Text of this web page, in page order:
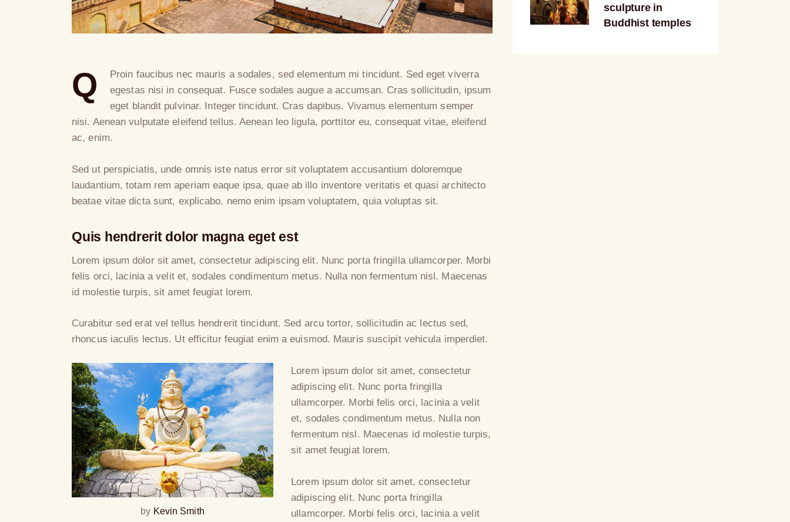
Q
Proin faucibus nec mauris a sodales, sed elementum mi tincidunt. Sed eget viverra
egestas nisi in consequat. Fusce sodales augue a accumsan. Cras sollicitudin, ipsum
eget blandit pulvinar. Integer tincidunt. Cras dapibus. Vivamus elementum semper
nisi. Aenean vulputate eleifend tellus. Aenean leo ligula, porttitor eu, consequat vitae, eleifend
ac, enim.
Sed ut perspiciatis, unde omnis iste natus error sit voluptatem accusantium doloremque
laudantium, totam rem aperiam eaque ipsa, quae ab illo inventore veritatis et quasi architecto
beatae vitae dicta sunt, explicabo. nemo enim ipsam voluptatem, quia voluptas sit.
Quis hendrerit dolor magna eget est
Lorem ipsum dolor sit amet, consectetur adipiscing elit. Nunc porta fringilla ullamcorper. Morbi
felis orci, lacinia a velit et, sodales condimentum metus. Nulla non fermentum nisl. Maecenas
id molestie turpis, sit amet feugiat lorem.
Curabitur sed erat vel tellus hendrerit tincidunt. Sed arcu tortor, sollicitudin ac lectus sed,
rhoncus iaculis lectus. Ut efficitur feugiat enim a euismod. Mauris suscipit vehicula imperdiet.
by Kevin Smith
Lorem ipsum dolor sit amet, consectetur
adipiscing elit. Nunc porta fringilla
ullamcorper. Morbi felis orci, lacinia a velit
et, sodales condimentum metus. Nulla non
fermentum nisl. Maecenas id molestie turpis,
sit amet feugiat lorem.
Lorem ipsum dolor sit amet, consectetur
adipiscing elit. Nunc porta fringilla
ullamcorper. Morbi felis orci, lacinia a velit
sculpture in
Buddhist temples